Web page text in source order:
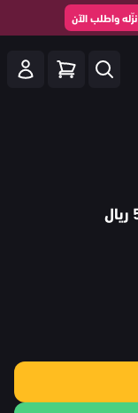
نزّله واطلب الآن